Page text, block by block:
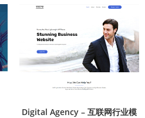
Digital Agency – 互联网行业模